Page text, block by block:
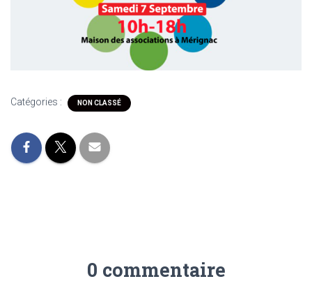
Catégories : NON CLASSÉ
0 commentaire